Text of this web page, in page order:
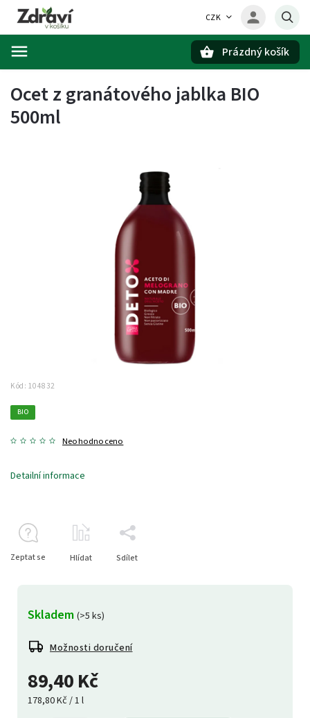
CZK
Prázdný košík
Ocet z granátového jablka BIO
500ml
Kód: 104832
BIO
Neohodnoceno
89,40 Kč
178,80 Kč / 1 l
Skladem (>5 ks)
Možnosti doručení
Detailní informace
Zeptat se Hlídat Sdílet